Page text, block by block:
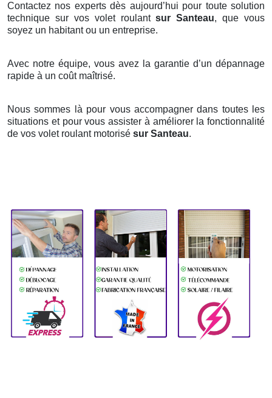
Contactez nos experts dès aujourd’hui pour toute solution
technique sur vos volet roulantsur Santeau, que vous
soyez un habitant ou un entreprise.
Avec notre équipe, vous avez la garantie d’un dépannage
rapide à un coût maîtrisé.
Nous sommes là pour vous accompagner dans toutes les
situations et pour vous assister à améliorer la fonctionnalité
de vos volet roulant motorisé sur Santeau.